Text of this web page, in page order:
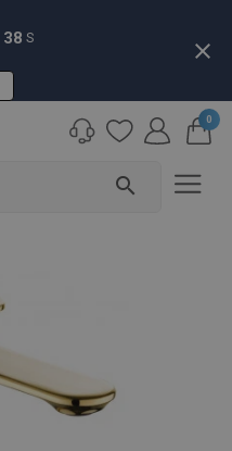
37 S close
search
0